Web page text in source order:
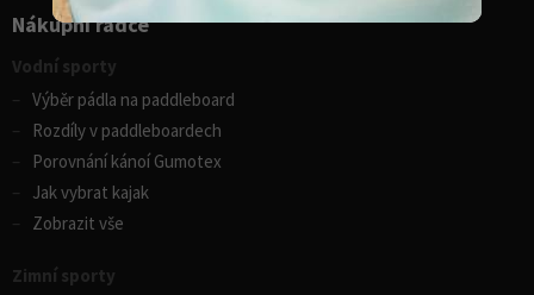
Nákupní rádce
Vodní sporty
Výběr pádla na paddleboard
Rozdíly v paddleboardech
Porovnání kánoí Gumotex
Jak vybrat kajak
Zobrazit vše
Zimní sporty